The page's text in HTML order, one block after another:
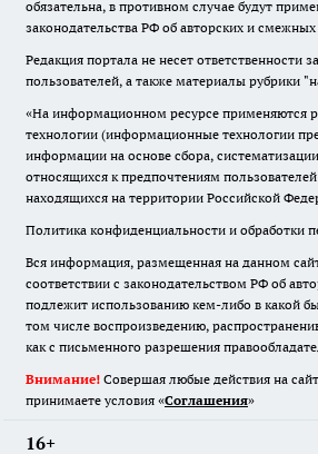
обязательна, в противном случае будут
законодательства РФ об авторских и смежных
Редакция портала не несет ответственности
пользователей, а также материалы рубрики
«На информационном ресурсе применяются
технологии (информационные технологии
информации на основе сбора,
относящихся к предпочтениям
находящихся на территории Российской
Политика конфиденциальности и обработки
Вся информация, размещенная на данном
соответствии с законодательством РФ об
подлежит использованию кем-либо в какой
том числе воспроизведению,
как с письменного разрешения
Внимание! Совершая любые действия на
принимаете условия «Cоглашения»
16+